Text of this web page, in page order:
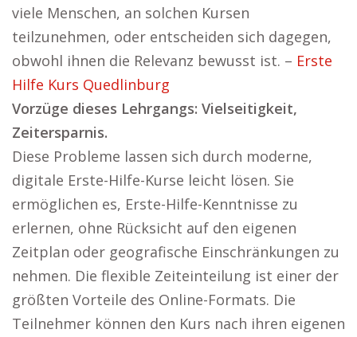
viele Menschen, an solchen Kursen
teilzunehmen, oder entscheiden sich dagegen,
obwohl ihnen die Relevanz bewusst ist. – Erste
Hilfe Kurs Quedlinburg
Vorzüge dieses Lehrgangs: Vielseitigkeit,
Zeitersparnis.
Diese Probleme lassen sich durch moderne,
digitale Erste-Hilfe-Kurse leicht lösen. Sie
ermöglichen es, Erste-Hilfe-Kenntnisse zu
erlernen, ohne Rücksicht auf den eigenen
Zeitplan oder geografische Einschränkungen zu
nehmen. Die flexible Zeiteinteilung ist einer der
größten Vorteile des Online-Formats. Die
Teilnehmer können den Kurs nach ihren eigenen